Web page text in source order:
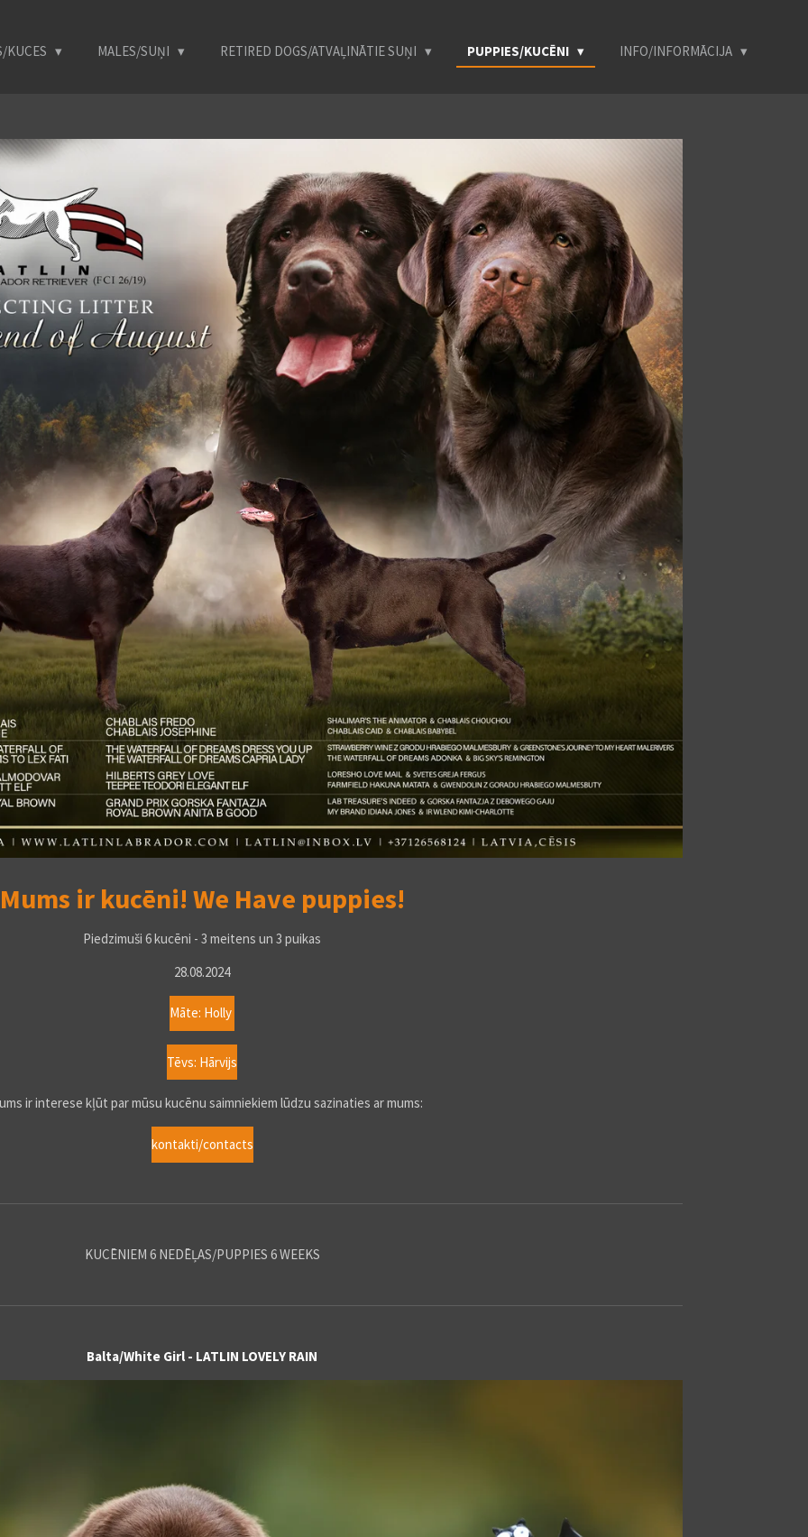
KUCES MALES/SUŅI RETIRED DOGS/ATVAĻINĀTIE SUŅI PUPPIES/KUCĒNI INFO/INFORMĀCIJA
Mums ir kucēni! We Have puppies!
Piedzimuši 6 kucēni - 3 meitens un 3 puikas
28.08.2024
Māte: Holly
Tēvs: Hārvijs
ir interese kļūt par mūsu kucēnu saimniekiem lūdzu sazinaties ar mums:
kontakti/contacts
KUCĒNIEM 6 NEDĒĻAS/PUPPIES 6 WEEKS
Balta/White Girl - LATLIN LOVELY RAIN